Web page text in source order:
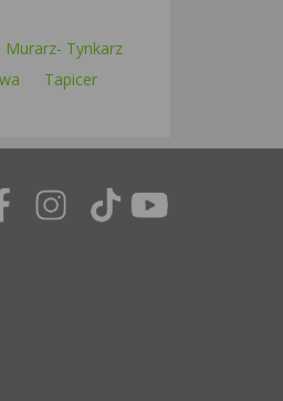
Murarz- Tynkarz
Tapicer